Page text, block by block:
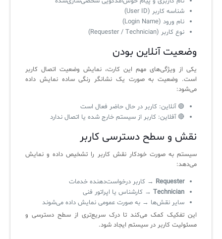
شناسه کاربر (User ID)
نام ورود (Login Name)
نوع کاربر (Requester / Technician)
وضعیت آنلاین بودن
یکی از ویژگی‌های مهم این کارت، نمایش وضعیت اتصال کاربر
است. وضعیت به صورت یک نشانگر رنگی ساده نمایش داده
می‌شود:
🟢 آنلاین: کاربر در حال حاضر فعال است
🔴 آفلاین: کاربر از سیستم خارج شده یا اتصال ندارد
نقش و سطح دسترسی کاربر
سیستم به صورت خودکار نقش کاربر را تشخیص داده و نمایش
می‌دهد:
Requester → کاربر درخواست‌دهنده خدمات
Technician → کارشناس یا اپراتور فنی
سایر نقش‌ها → به صورت عمومی نمایش داده می‌شوند
این تفکیک کمک می‌کند تا درک سریع‌تری از سطح دسترسی و
مسئولیت کاربر در سیستم ایجاد شود.
برنامه‌ساز هوشمند App Creator
سیستم هوشمند مدیریت فروش و فاکتور
سامانه مدیریت امنیت اطلاعات
✧
سامانه مدیریت دارایی‌ها [Asset Explorer]
سامانه مدیریت پشتیبانی مشتریان
DDI
ManageEngine Malware Protection Plus
سامانه مدیریت دسترسی ممتاز
چارچوب ITIL برای همه
فلافلی_فناوری
آرشیو دانلودهای مدانت